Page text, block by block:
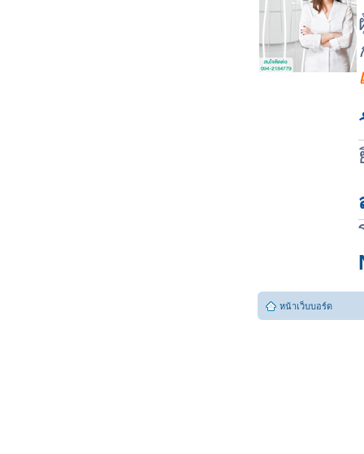
หน้าเว็บบอร์ด